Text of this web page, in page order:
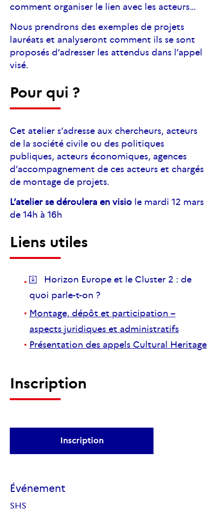
comment organiser le lien avec les acteurs…
Nous prendrons des exemples de projets
lauréats et analyseront comment ils se sont
proposés d’adresser les attendus dans l’appel
visé.
Pour qui ?
Cet atelier s’adresse aux chercheurs, acteurs
de la société civile ou des politiques
publiques, acteurs économiques, agences
d’accompagnement de ces acteurs et chargés
de montage de projets.
L’atelier se déroulera en visio le mardi 12 mars
de 14h à 16h
Liens utiles
Horizon Europe et le Cluster 2 : de
quoi parle-t-on ?
Montage, dépôt et participation –
aspects juridiques et administratifs
Présentation des appels Cultural Heritage
Inscription
Inscription
Événement
SHS